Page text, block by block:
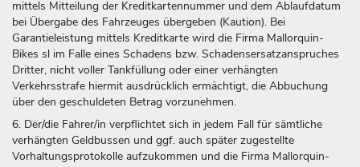
mittels Mitteilung der Kreditkartennummer und dem Ablaufdatum
bei Übergabe des Fahrzeuges übergeben (Kaution). Bei
Garantieleistung mittels Kreditkarte wird die Firma Mallorquin-
Bikes sl im Falle eines Schadens bzw. Schadensersatzanspruches
Dritter, nicht voller Tankfüllung oder einer verhängten
Verkehrsstrafe hiermit ausdrücklich ermächtigt, die Abbuchung
über den geschuldeten Betrag vorzunehmen.
6. Der/die Fahrer/in verpflichtet sich in jedem Fall für sämtliche
verhängten Geldbussen und ggf. auch später zugestellte
Vorhaltungsprotokolle aufzukommen und die Firma Mallorquin-